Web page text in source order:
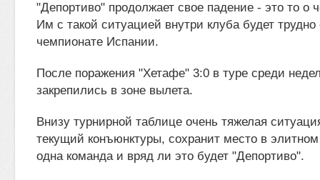
"Депортиво" продолжает свое падение - это то о
Им с такой ситуацией внутри клуба будет
чемпионате Испании.
После поражения "Хетафе" 3:0 в туре среди
закрепились в зоне вылета.
Внизу турнирной таблице очень тяжелая
текущий конъюнктуры, сохранит место в
одна команда и вряд ли это будет "Депортиво".